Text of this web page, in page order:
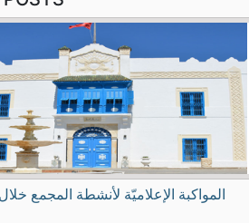
المواكبة الإعلاميّة لأنشطة المجمع خلال